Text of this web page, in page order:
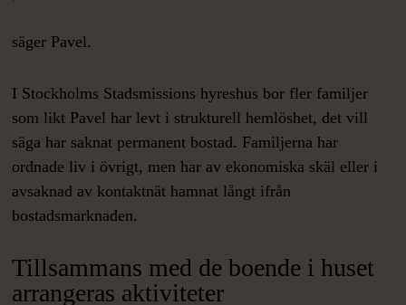
säger Pavel.
I Stockholms Stadsmissions hyreshus bor fler familjer
som likt Pavel har levt i strukturell hemlöshet, det vill
säga har saknat permanent bostad. Familjerna har
ordnade liv i övrigt, men har av ekonomiska skäl eller i
avsaknad av kontaktnät hamnat långt ifrån
bostadsmarknaden.
Tillsammans med de boende i huset
arrangeras aktiviteter